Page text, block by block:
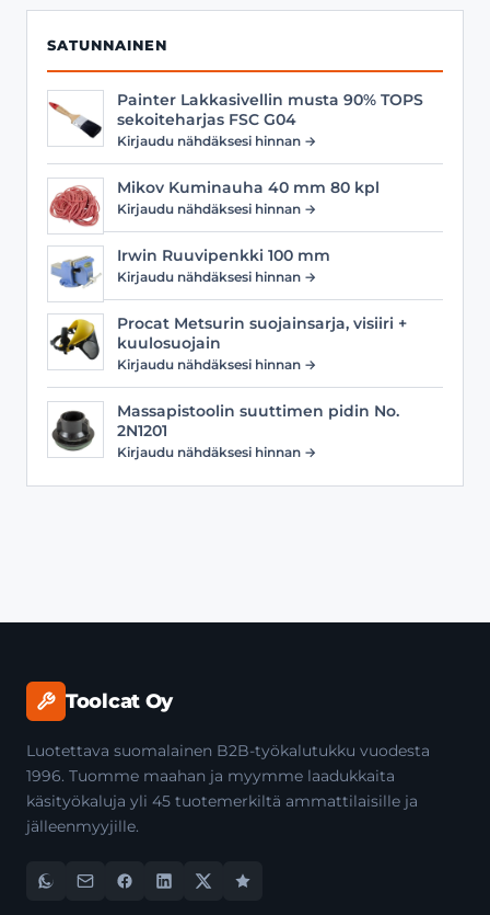
SATUNNAINEN
Painter Lakkasivellin musta 90% TOPS
sekoiteharjas FSC G04
Kirjaudu nähdäksesi hinnan →
Mikov Kuminauha 40 mm 80 kpl
Kirjaudu nähdäksesi hinnan →
Irwin Ruuvipenkki 100 mm
Kirjaudu nähdäksesi hinnan →
Procat Metsurin suojainsarja, visiiri +
kuulosuojain
Kirjaudu nähdäksesi hinnan →
Massapistoolin suuttimen pidin No.
2N1201
Kirjaudu nähdäksesi hinnan →
Toolcat Oy
Luotettava suomalainen B2B-työkalutukku vuodesta
1996. Tuomme maahan ja myymme laadukkaita
käsityökaluja yli 45 tuotemerkiltä ammattilaisille ja
jälleenmyyjille.